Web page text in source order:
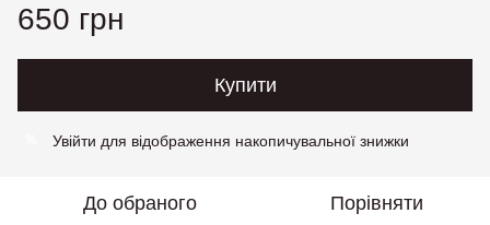
650 грн
Купити
Увійти для відображення накопичувальної знижки
До обраного Порівняти